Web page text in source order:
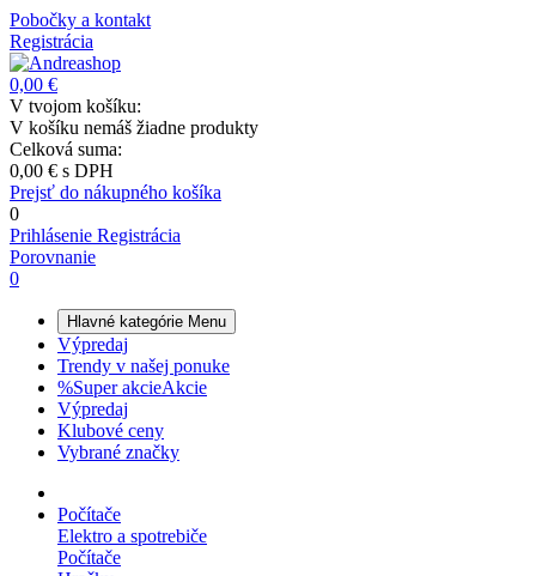
Pobočky a kontakt
Registrácia
0,00 €
V tvojom košíku:
V košíku nemáš žiadne produkty
Celková suma:
0,00 € s DPH
Prejsť do nákupného košíka
0
Prihlásenie Registrácia
Porovnanie
0
Hlavné kategórie Menu
Výpredaj
Trendy v našej ponuke
%Super akcieAkcie
Výpredaj
Klubové ceny
Vybrané značky
Počítače
Elektro a spotrebiče
Počítače